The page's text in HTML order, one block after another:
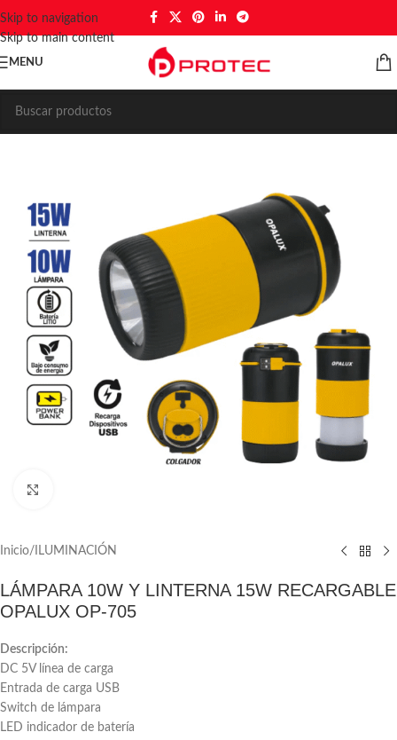
Skip to navigation
Skip to main content
MENU
Inicio/ ILUMINACIÓN
LÁMPARA 10W Y LINTERNA 15W RECARGABLE
OPALUX OP-705
Descripción:
DC 5V línea de carga
Entrada de carga USB
Switch de lámpara
LED indicador de batería